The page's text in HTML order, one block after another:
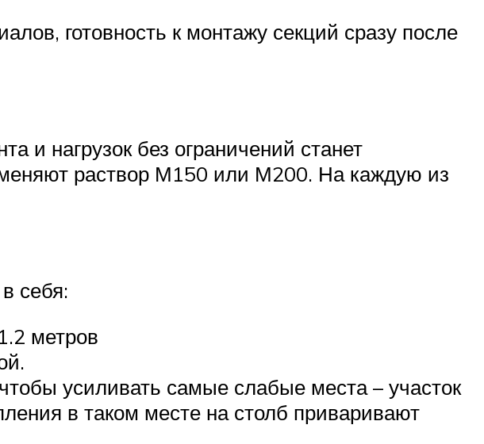
готовность к монтажу секций сразу после
и нагрузок без ограничений станет
раствор М150 или М200. На каждую из
себя:
метров
усиливать самые слабые места – участок
в таком месте на столб приваривают